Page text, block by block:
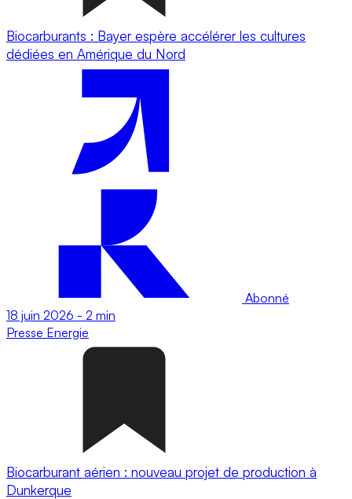
Biocarburants : Bayer espère accélérer les cultures
dédiées en Amérique du Nord
Abonné
18 juin 2026 - 2 min
Presse Energie
Biocarburant aérien : nouveau projet de production à
Dunkerque